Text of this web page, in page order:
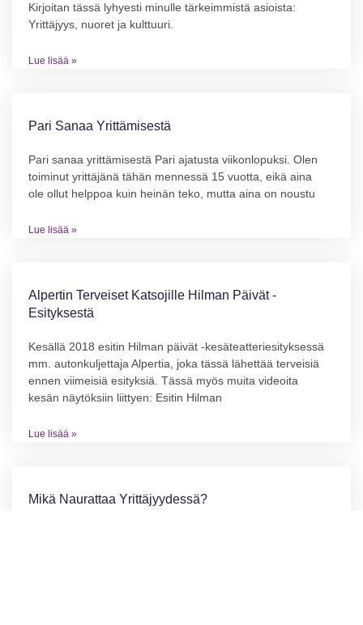
Kirjoitan tässä lyhyesti minulle tärkeimmistä asioista:
Yrittäjyys, nuoret ja kulttuuri.
Lue lisää »
Pari Sanaa Yrittämisestä
Pari sanaa yrittämisestä Pari ajatusta viikonlopuksi. Olen
toiminut yrittäjänä tähän mennessä 15 vuotta, eikä aina
ole ollut helppoa kuin heinän teko, mutta aina on noustu
Lue lisää »
Alpertin Terveiset Katsojille Hilman Päivät -
Esityksestä
Kesällä 2018 esitin Hilman päivät -kesäteatteriesityksessä
mm. autonkuljettaja Alpertia, joka tässä lähettää terveisiä
ennen viimeisiä esityksiä. Tässä myös muita videoita
kesän näytöksiin liittyen: Esitin Hilman
Lue lisää »
Mikä Naurattaa Yrittäjyydessä?